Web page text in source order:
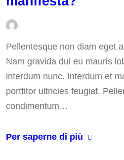
Pellentesque non diam eget
Nam gravida dui eu mauris
interdum nunc. Interdum et
porttitor ultricies feugiat.
condimentum…
Per saperne di più